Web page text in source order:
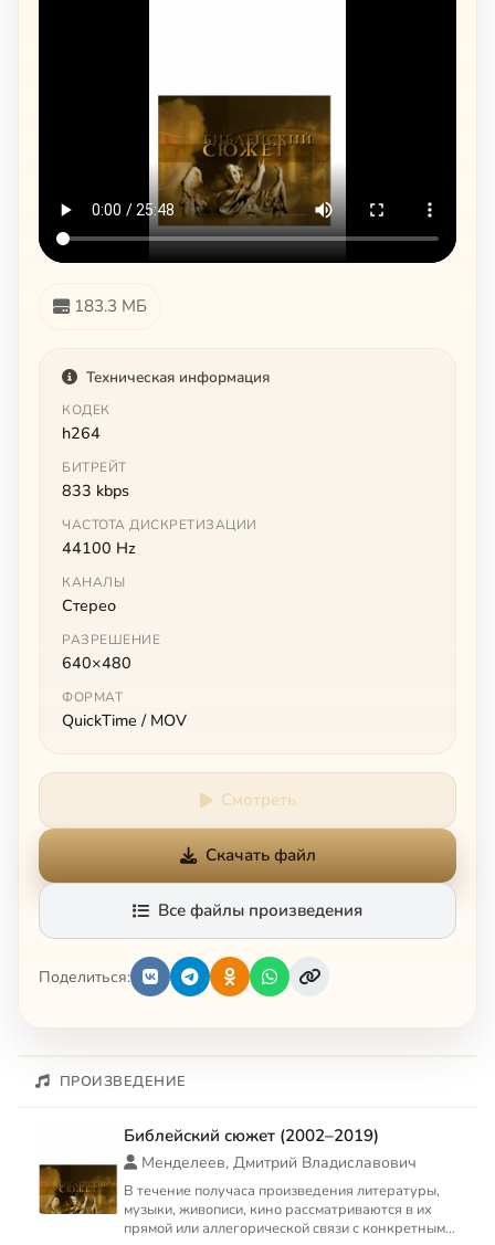
183.3 МБ
Техническая информация
КОДЕК
h264
БИТРЕЙТ
833 kbps
ЧАСТОТА ДИСКРЕТИЗАЦИИ
44100 Hz
КАНАЛЫ
Стерео
РАЗРЕШЕНИЕ
640×480
ФОРМАТ
QuickTime / MOV
Смотреть
Скачать файл
Все файлы произведения
Поделиться:
ПРОИЗВЕДЕНИЕ
Библейский сюжет (2002–2019)
Менделеев, Дмитрий Владиславович
В течение получаса произведения литературы,
музыки, живописи, кино рассматриваются в их
прямой или аллегорической связи с конкретным